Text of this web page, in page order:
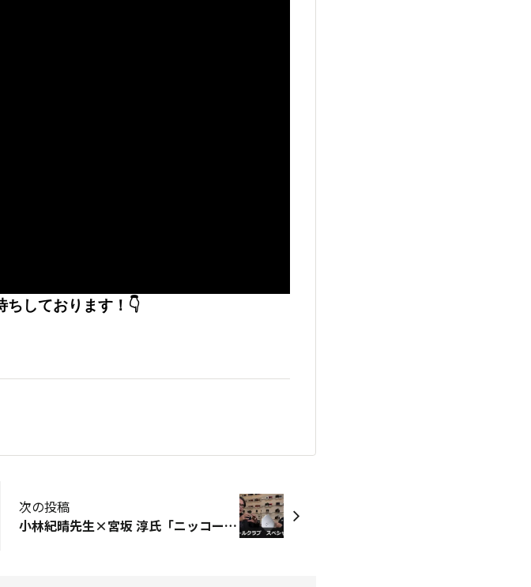
ちしております！👇
次の投稿
小林紀晴先生×宮坂 淳氏「ニッコールクラブ スペシャル対談」動画公開！